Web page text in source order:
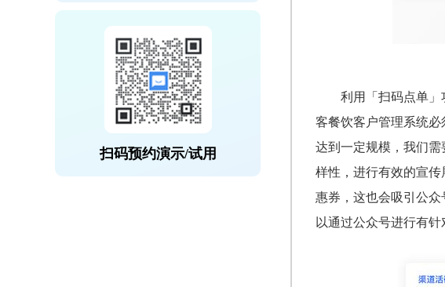
扫码预约演示/试用
利用「扫码点单
客餐饮客户管理系统
达到一定规模，我们
样性，进行有效的宣
惠券，这也会吸引公
以通过公众号进行有